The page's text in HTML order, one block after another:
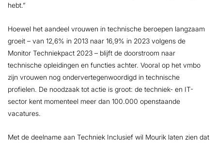
hebt.”
Hoewel het aandeel vrouwen in technische beroepen langzaam
groeit – van 12,6% in 2013 naar 16,9% in 2023 volgens de
Monitor Techniekpact 2023 – blijft de doorstroom naar
technische opleidingen en functies achter. Vooral op het vmbo
zijn vrouwen nog ondervertegenwoordigd in technische
profielen. De noodzaak tot actie is groot: de techniek- en IT-
sector kent momenteel meer dan 100.000 openstaande
vacatures.
Met de deelname aan Techniek Inclusief wil Mourik laten zien dat